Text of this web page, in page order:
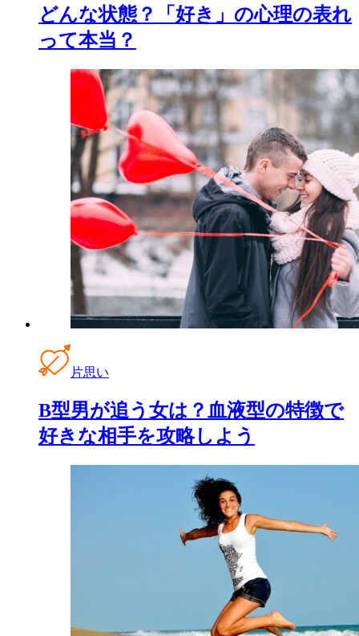
どんな状態？「好き」の心理の表れ
って本当？
片思い
B型男が追う女は？血液型の特徴で
好きな相手を攻略しよう